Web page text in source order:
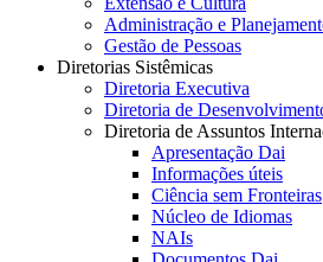
Administração e
Gestão de Pessoas
Diretorias Sistêmicas
Diretoria Executiva
Diretoria de
Diretoria de Assuntos
Apresentação Dai
Informações úteis
Ciência sem Fronteiras
Núcleo de Idiomas
NAIs